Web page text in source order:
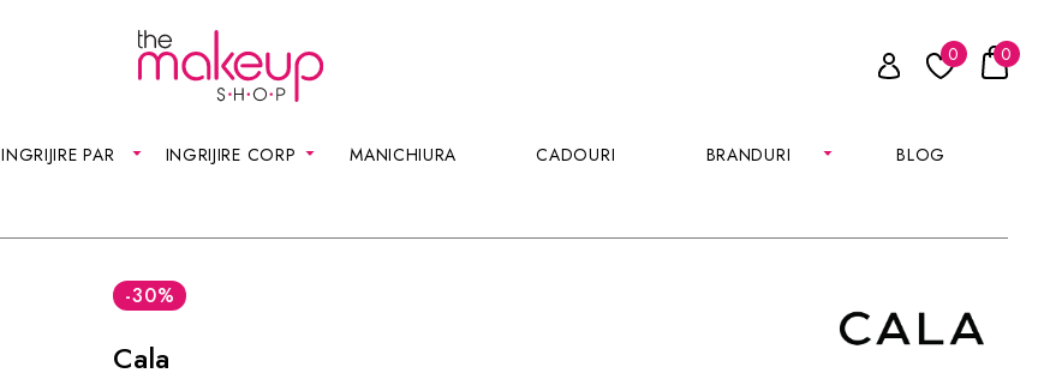
0 0
INGRIJIRE PAR INGRIJIRE CORP MANICHIURA CADOURI BRANDURI BLOG
-30%
Cala